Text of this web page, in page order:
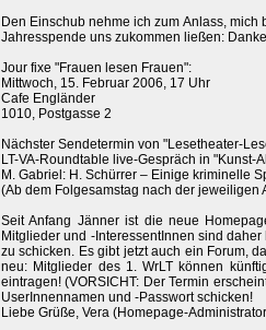
Den Einschub nehme ich zum Anlass,
Jahresspende uns zukommen ließen:
Jour fixe "Frauen lesen Frauen":
Mittwoch, 15. Februar 2006, 17 Uhr
Cafe Engländer
1010, Postgasse 2
Nächster Sendetermin von "Lesetheater-
LT-VA-Roundtable live-Gespräch in "Kunst-
M. Gabriel: H. Schürrer – Einige kriminelle
(Ab dem Folgesamstag nach der jeweiligen
Seit Anfang Jänner ist die neue
Mitglieder und -InteressentInnen sind
zu schicken. Es gibt jetzt auch ein Forum,
neu: Mitglieder des 1. WrLT können
eintragen! (VORSICHT: Der Termin
UserInnennamen und -Passwort schicken!
Liebe Grüße, Vera (Homepage-